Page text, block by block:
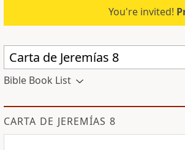
You're invited!
Bible Book List
CARTA DE JEREMÍAS 8